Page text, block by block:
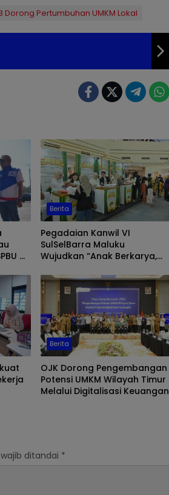
Dorong Pertumbuhan UMKM Lokal
di
Berita
Pegadaian Kanwil VI
SulSelBarra Maluku
Wujudkan “Anak Berkarya,
Pameran UMKM dan Bazar
Emas
Berita
OJK Dorong Pengembangan
Potensi UMKM Wilayah Timur
Melalui Digitalisasi Keuangan
ditandai *